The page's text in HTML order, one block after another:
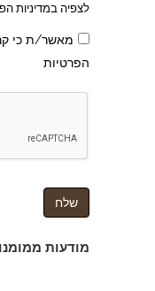
לצפיה במדיניות
מאשר/ת כי
הפרטיות
מודעות